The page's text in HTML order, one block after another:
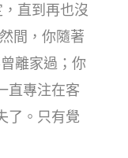
直到再也沒
間，你隨著
離家過；你
直專注在客
了。只有覺